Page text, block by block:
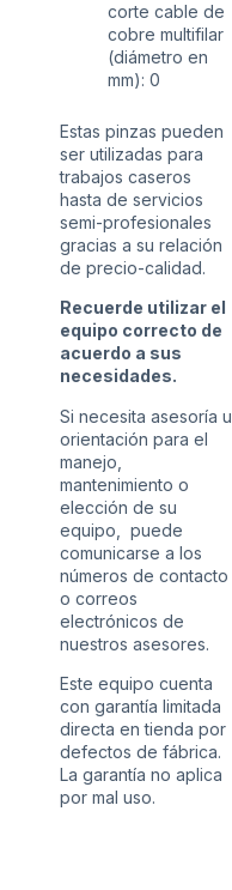
corte cable de
cobre multifilar
(diámetro en
mm): 0
Estas pinzas pueden
ser utilizadas para
trabajos caseros
hasta de servicios
semi-profesionales
gracias a su relación
de precio-calidad.
Recuerde utilizar el
equipo correcto de
acuerdo a sus
necesidades.
Si necesita asesoría u
orientación para el
manejo,
mantenimiento o
elección de su
equipo, puede
comunicarse a los
números de contacto
o correos
electrónicos de
nuestros asesores.
Este equipo cuenta
con garantía limitada
directa en tienda por
defectos de fábrica.
La garantía no aplica
por mal uso.